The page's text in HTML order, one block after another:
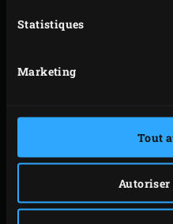
Statistiques
Marketing
Tout
Autoriser
concentré de
liquides (jus de